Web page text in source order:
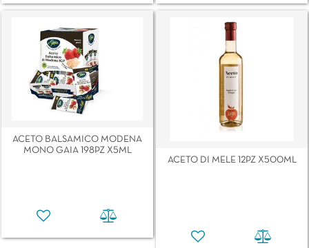
ACETO BALSAMICO MODENA
MONO GAIA 198PZ X5ML
ACETO DI MELE 12PZ X500ML